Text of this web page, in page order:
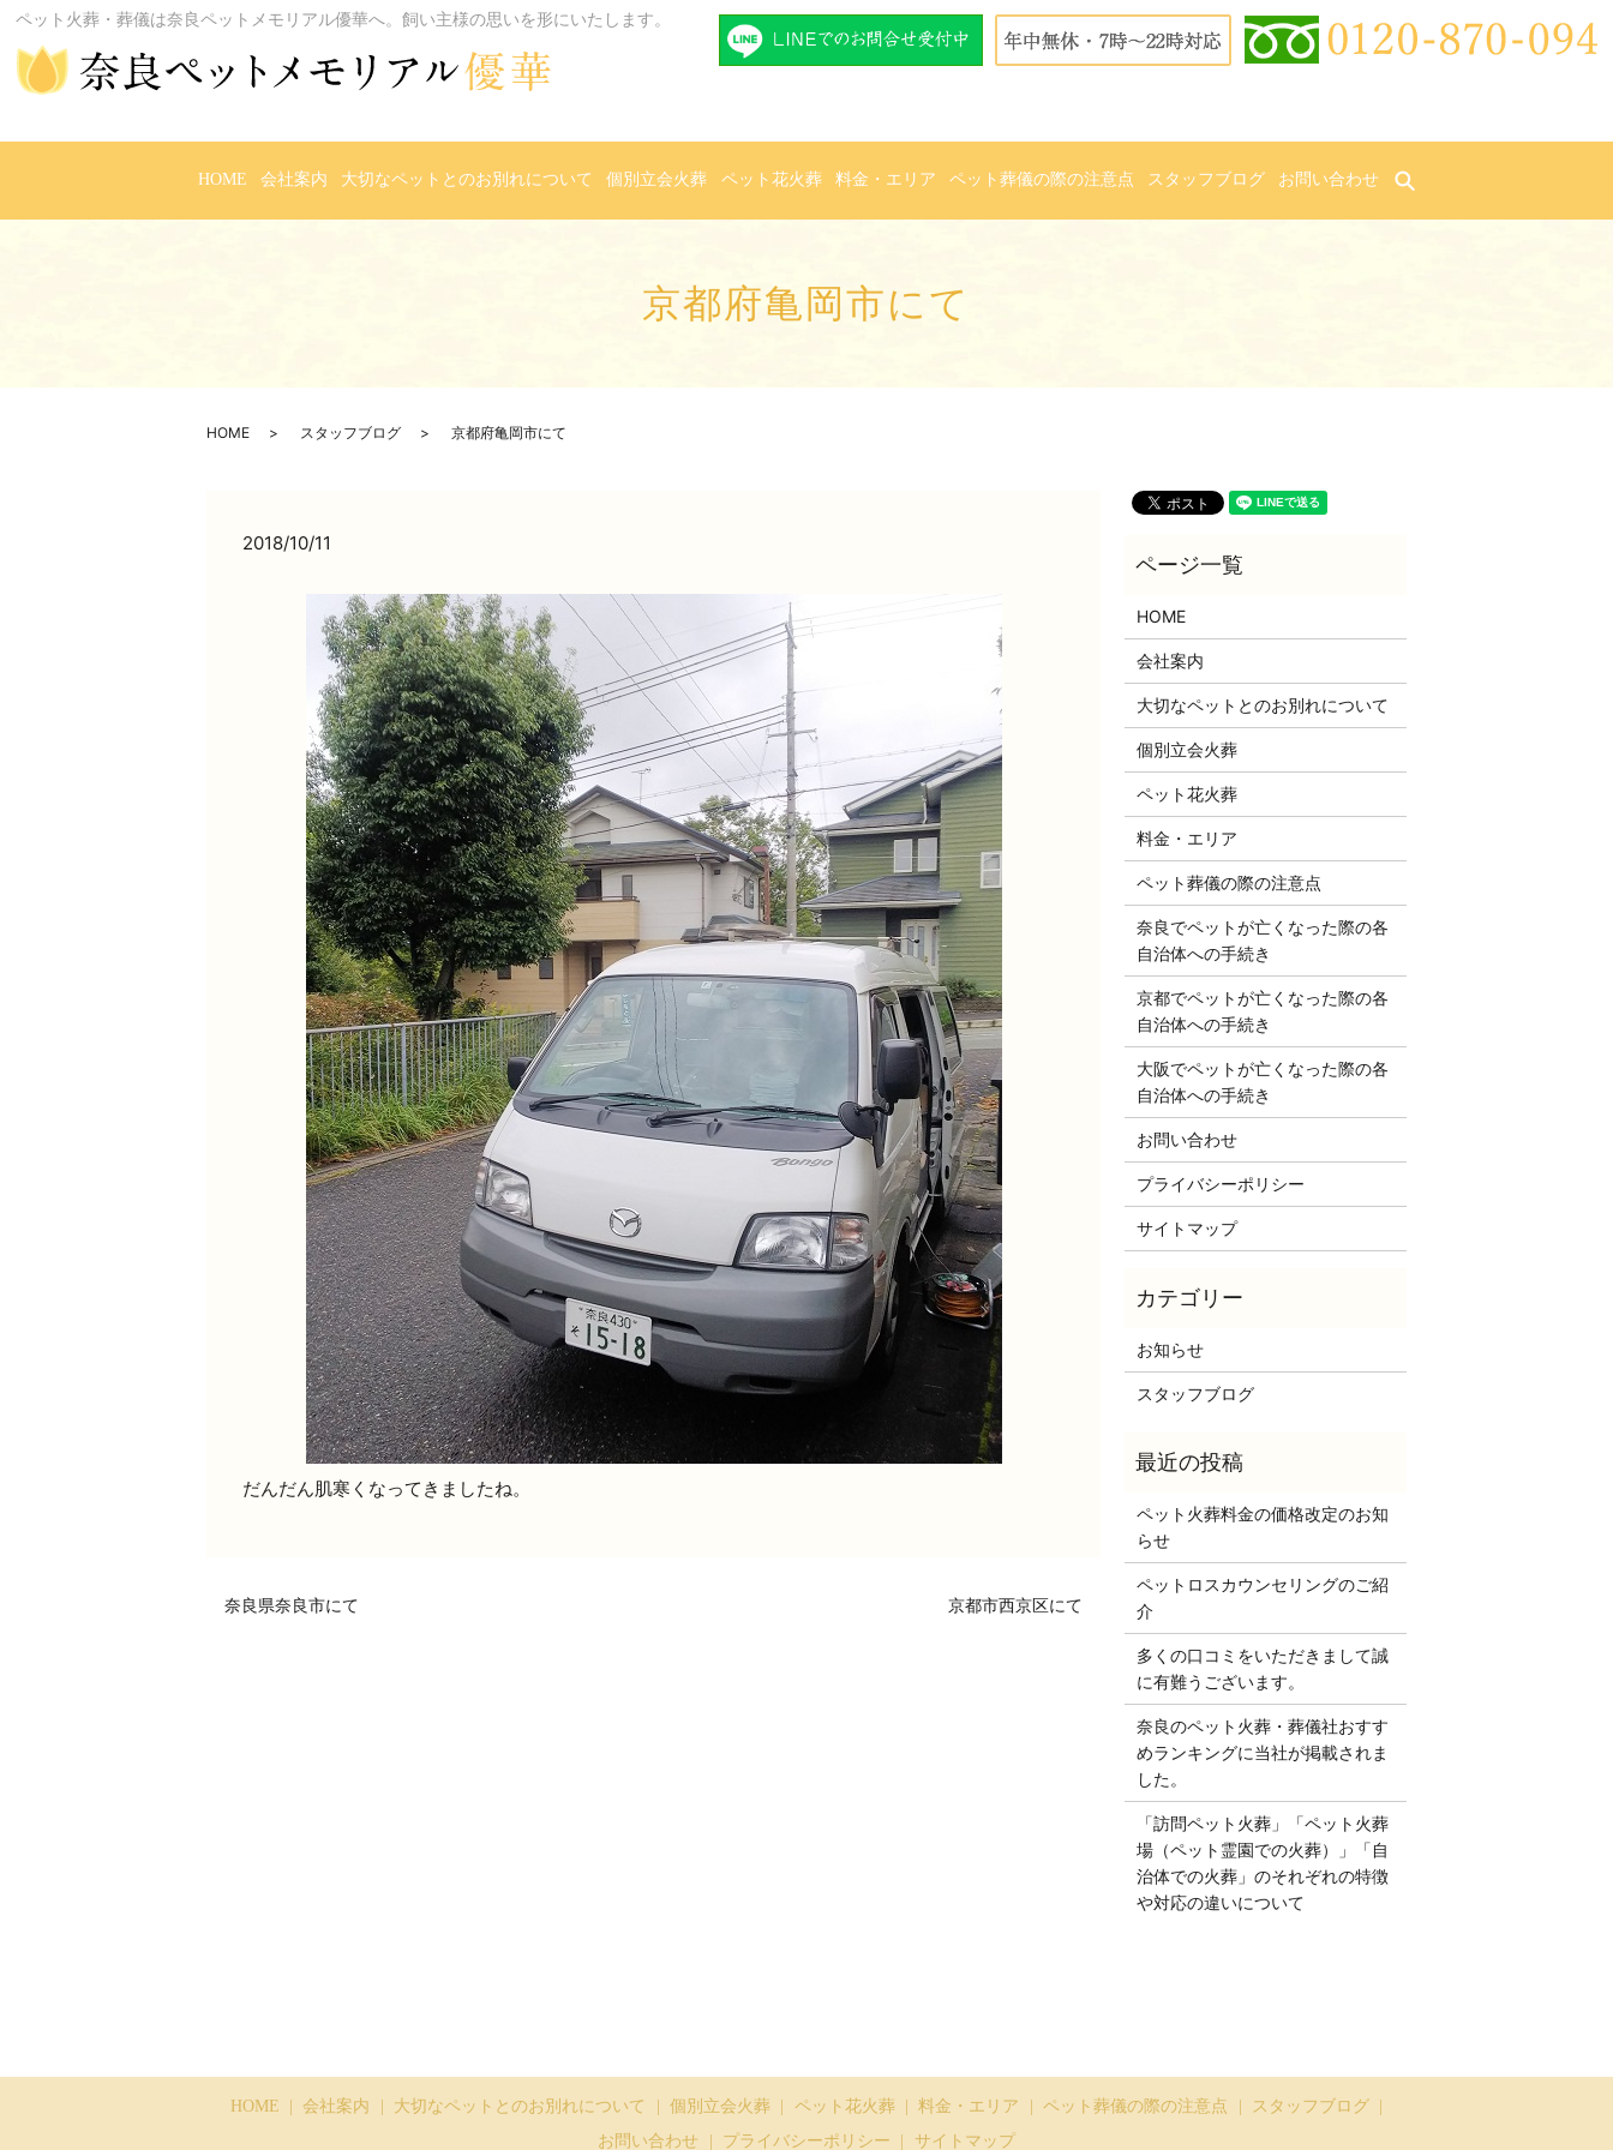
ペット火葬・葬儀は奈良ペットメモリアル優華へ。飼い主様の思いを形にいたします。
HOME 会社案内 大切なペットとのお別れについて 個別立会火葬 ペット花火葬 料金・エリア ペット葬儀の際の注意点 スタッフブログ お問い合わせ
京都府亀岡市にて
HOME スタッフブログ 京都府亀岡市にて
2018/10/11
だんだん肌寒くなってきましたね。
奈良県奈良市にて 京都市西京区にて
HOME
会社案内
大切なペットとのお別れについて
個別立会火葬
ペット花火葬
料金・エリア
ペット葬儀の際の注意点
奈良でペットが亡くなった際の各
自治体への手続き
京都でペットが亡くなった際の各
自治体への手続き
大阪でペットが亡くなった際の各
自治体への手続き
お問い合わせ
プライバシーポリシー
サイトマップ
お知らせ
スタッフブログ
ペット火葬料金の価格改定のお知
らせ
ペットロスカウンセリングのご紹
介
多くの口コミをいただきまして誠
に有難うございます。
奈良のペット火葬・葬儀社おすす
めランキングに当社が掲載されま
した。
「訪問ペット火葬」「ペット火葬
場（ペット霊園での火葬）」「自
治体での火葬」のそれぞれの特徴
や対応の違いについて
HOME 会社案内 大切なペットとのお別れについて 個別立会火葬 ペット花火葬 料金・エリア ペット葬儀の際の注意点
スタッフブログ
お問い合わせ
プライバシーポリシー サイトマップ